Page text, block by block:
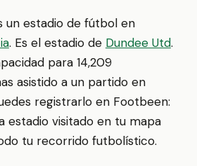
un estadio de fútbol en
. Es el estadio de Dundee Utd.
para 14,209
asistido a un partido en
registrarlo en Footbeen:
estadio visitado en tu mapa
tu recorrido futbolístico.